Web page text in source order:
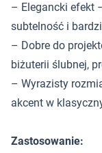
– Elegancki efekt
subtelność i
– Dobre do
biżuterii ślubnej,
– Wyrazisty
akcent w
Zastosowanie: